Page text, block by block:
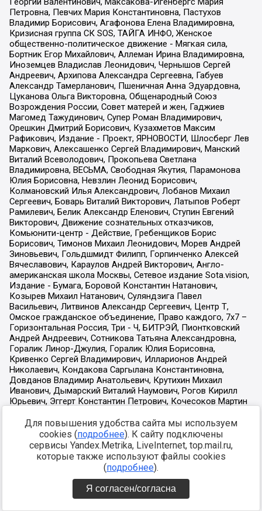
Для повышения удобства сайта мы используем
cookies (подробнее). К сайту подключены
сервисы Yandex.Metrika, LiveInternet, top.mail.ru,
которые также используют файлы cookies
(подробнее).
Я согласен/согласна